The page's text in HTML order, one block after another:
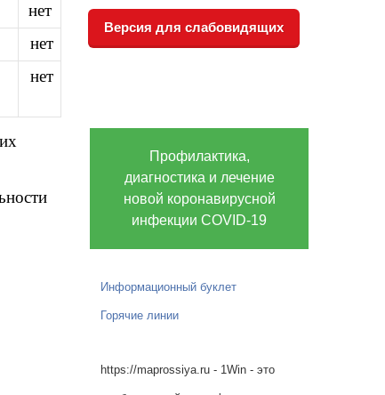
нет
нет
нет
Версия для слабовидящих
Профилактика,
диагностика и лечение
новой коронавирусной
инфекции COVID-19
Информационный буклет
Горячие линии
https://maprossiya.ru - 1Win - это